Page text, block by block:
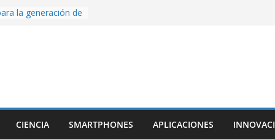
la generación de
con Inteligencia
una app
una
CIENCIA SMARTPHONES APLICACIONES